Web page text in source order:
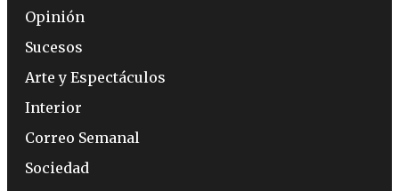
Opinión
Sucesos
Arte y Espectáculos
Interior
Correo Semanal
Sociedad